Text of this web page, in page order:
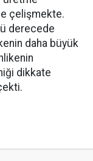
çelişmekte.
derecede
daha büyük
dikkate